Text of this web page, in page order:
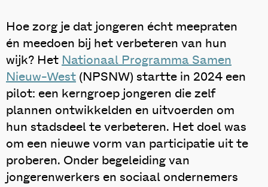
Hoe zorg je dat jongeren écht meepraten
én meedoen bij het verbeteren van hun
wijk? Het Nationaal Programma Samen
Nieuw-West (NPSNW) startte in 2024 een
pilot: een kerngroep jongeren die zelf
plannen ontwikkelden en uitvoerden om
hun stadsdeel te verbeteren. Het doel was
om een nieuwe vorm van participatie uit te
proberen. Onder begeleiding van
jongerenwerkers en sociaal ondernemers